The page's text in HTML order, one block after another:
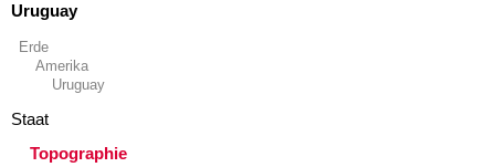
Uruguay
Erde
Amerika
Uruguay
Staat
Topographie